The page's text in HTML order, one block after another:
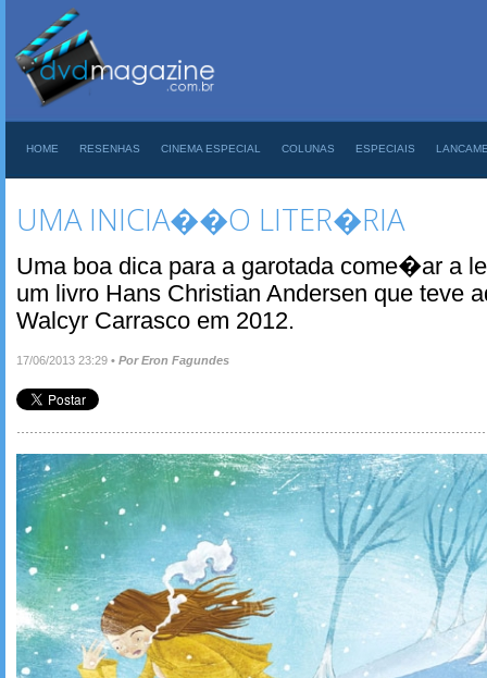
HOME RESENHAS CINEMA ESPECIAL COLUNAS ESPECIAIS
UMA INICIA��O LITER�RIA
Uma boa dica para a garotada come�ar a
um livro Hans Christian Andersen que
Walcyr Carrasco em 2012.
17/06/2013 23:29 • Por Eron Fagundes